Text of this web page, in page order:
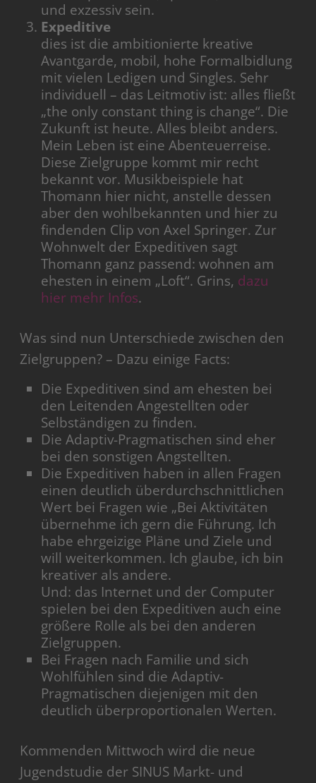
und exzessiv sein.
Expeditive
dies ist die ambitionierte kreative
Avantgarde, mobil, hohe Formalbidlung
mit vielen Ledigen und Singles. Sehr
individuell – das Leitmotiv ist: alles fließt
„the only constant thing is change“. Die
Zukunft ist heute. Alles bleibt anders.
Mein Leben ist eine Abenteuerreise.
Diese Zielgruppe kommt mir recht
bekannt vor. Musikbeispiele hat
Thomann hier nicht, anstelle dessen
aber den wohlbekannten und hier zu
findenden Clip von Axel Springer. Zur
Wohnwelt der Expeditiven sagt
Thomann ganz passend: wohnen am
ehesten in einem „Loft“. Grins, dazu
hier mehr Infos.
Was sind nun Unterschiede zwischen den
Zielgruppen? – Dazu einige Facts:
Die Expeditiven sind am ehesten bei
den Leitenden Angestellten oder
Selbständigen zu finden.
Die Adaptiv-Pragmatischen sind eher
bei den sonstigen Angstellten.
Die Expeditiven haben in allen Fragen
einen deutlich überdurchschnittlichen
Wert bei Fragen wie „Bei Aktivitäten
übernehme ich gern die Führung. Ich
habe ehrgeizige Pläne und Ziele und
will weiterkommen. Ich glaube, ich bin
kreativer als andere.
Und: das Internet und der Computer
spielen bei den Expeditiven auch eine
größere Rolle als bei den anderen
Zielgruppen.
Bei Fragen nach Familie und sich
Wohlfühlen sind die Adaptiv-
Pragmatischen diejenigen mit den
deutlich überproportionalen Werten.
Kommenden Mittwoch wird die neue
Jugendstudie der SINUS Markt- und